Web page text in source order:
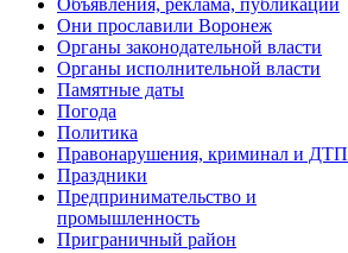
Объявления, реклама, публикации
Они прославили Воронеж
Органы законодательной власти
Органы исполнительной власти
Памятные даты
Погода
Политика
Правонарушения, криминал и ДТП
Праздники
Предпринимательство и
промышленность
Приграничный район